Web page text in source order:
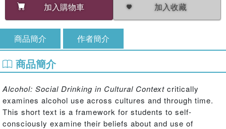
加入購物車 加入收藏
商品簡介 作者簡介
商品簡介
Alcohol: Social Drinking in Cultural Context critically
examines alcohol use across cultures and through time.
This short text is a framework for students to self-
consciously examine their beliefs about and use of